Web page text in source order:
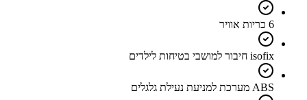
6 כריות אוויר
isofix חיבור למושבי בטיחות לילדים
ABS מערכת למניעת נעילת גלגלים